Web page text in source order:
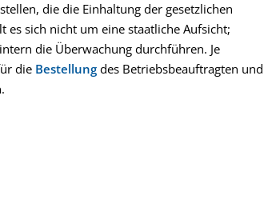
die die Einhaltung der gesetzlichen
sich nicht um eine staatliche Aufsicht;
die Überwachung durchführen. Je
die Bestellung des Betriebsbeauftragten und